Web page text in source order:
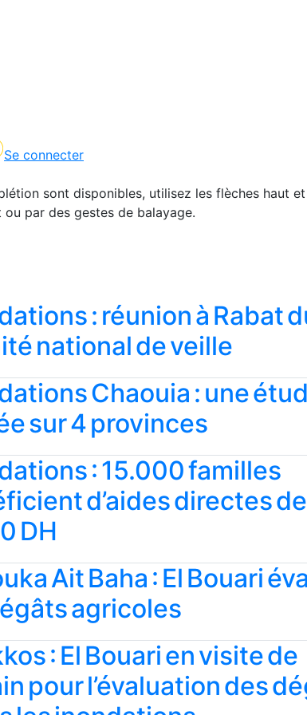
Se connecter
sont disponibles, utilisez les flèches haut
par des gestes de balayage.
: réunion à Rabat
national de veille
Chaouia : une
sur 4 provinces
: 15.000 familles
d’aides directes de
DH
Ait Baha : El Bouari
agricoles
: El Bouari en visite de
pour l’évaluation des